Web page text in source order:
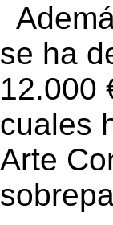
se ha
12.000
cuales
Arte